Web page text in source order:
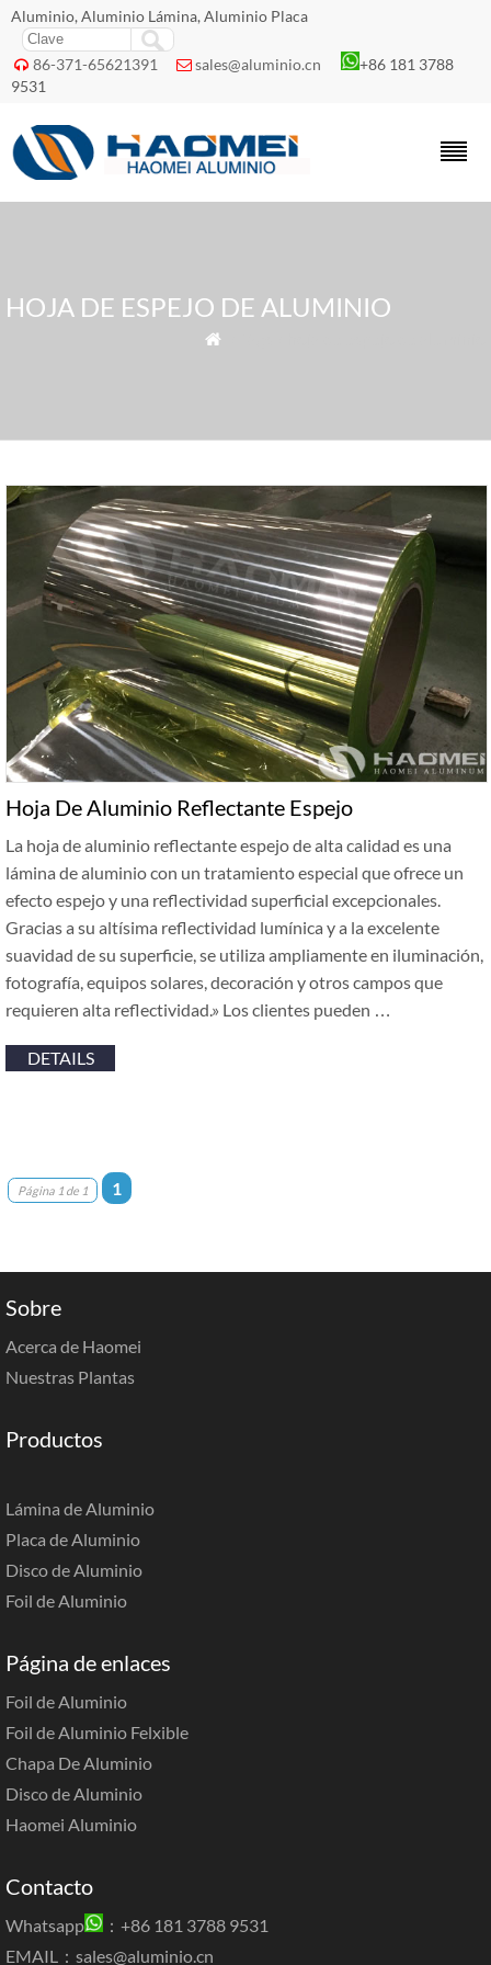
Aluminio, Aluminio Lámina, Aluminio Placa
 86-371-65621391  sales@aluminio.cn
+86 181 3788
9531
HOJA DE ESPEJO DE ALUMINIO

Hoja De Aluminio Reflectante Espejo
La hoja de aluminio reflectante espejo de alta calidad es una
lámina de aluminio con un tratamiento especial que ofrece un
efecto espejo y una reflectividad superficial excepcionales.
Gracias a su altísima reflectividad lumínica y a la excelente
suavidad de su superficie, se utiliza ampliamente en iluminación,
fotografía, equipos solares, decoración y otros campos que
requieren alta reflectividad.» Los clientes pueden …
DETAILS
Página 1 de 1 1
Sobre
Acerca de Haomei
Nuestras Plantas
Productos
Lámina de Aluminio
Placa de Aluminio
Disco de Aluminio
Foil de Aluminio
Página de enlaces
Foil de Aluminio
Foil de Aluminio Felxible
Chapa De Aluminio
Disco de Aluminio
Haomei Aluminio
Contacto
Whatsapp
：+86 181 3788 9531
EMAIL： sales@aluminio.cn